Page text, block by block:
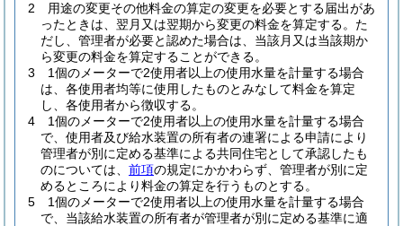
2
用途の変更その他料金の算定の変更を必要とする届出があ
ったときは、翌月又は翌期から変更の料金を算定する。 た
だし、管理者が必要と認めた場合は、当該月又は当該期か
ら変更の料金を算定することができる。
3
1個のメーターで2使用者以上の使用水量を計量する場合
は、各使用者均等に使用したものとみなして料金を算定
し、各使用者から徴収する。
4
1個のメーターで2使用者以上の使用水量を計量する場合
で、使用者及び給水装置の所有者の連署による申請により
管理者が別に定める基準による共同住宅として承認したも
のについては、 前項の規定にかかわらず、管理者が別に定
めるところにより料金の算定を行うものとする。
5
1個のメーターで2使用者以上の使用水量を計量する場合
で、当該給水装置の所有者が管理者が別に定める基準に適